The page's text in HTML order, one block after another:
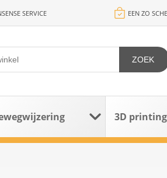
SERVICE EEN ZO
ZOEK
3D printing